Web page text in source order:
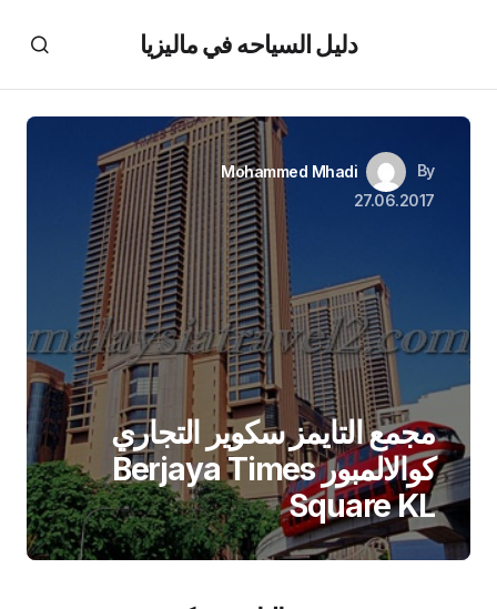
دليل السياحه في ماليزيا
By
Mohammed Mhadi
27.06.2017
مجمع التايمز سكوير التجاري
كوالالمبور Berjaya Times
Square KL